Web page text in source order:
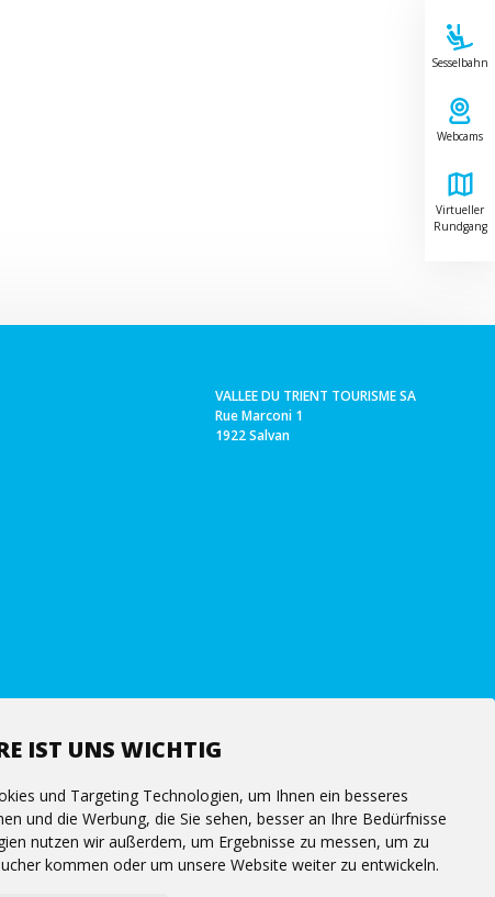
IST UNS WICHTIG
und Targeting Technologien, um Ihnen ein besseres
und die Werbung, die Sie sehen, besser an Ihre Bedürfnisse
nutzen wir außerdem, um Ergebnisse zu messen, um zu
kommen oder um unsere Website weiter zu entwickeln.
Sesselbahn
Webcams
Virtueller
Rundgang
VALLEE DU TRIENT TOURISME SA
Rue Marconi 1
1922 Salvan